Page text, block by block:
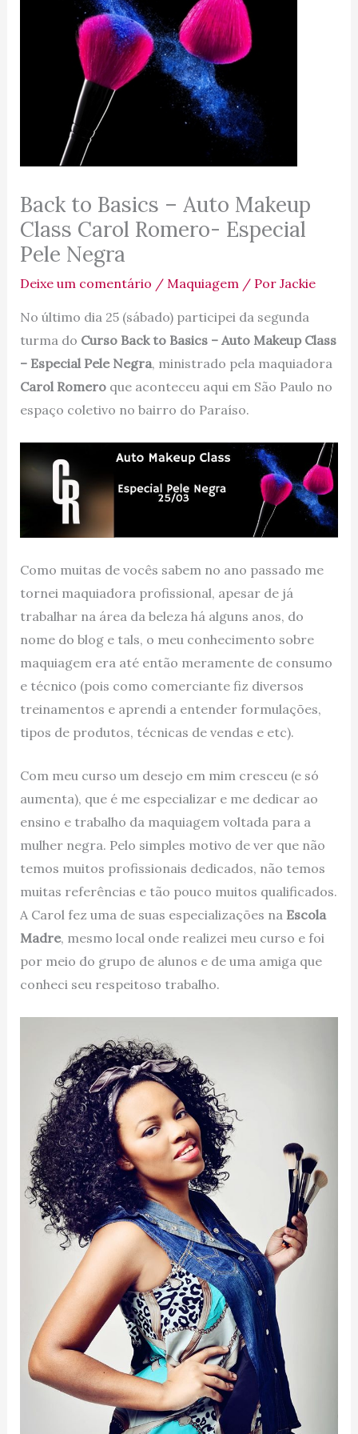
Back to Basics – Auto Makeup
Class Carol Romero- Especial
Pele Negra
Deixe um comentário / Maquiagem/ Por Jackie
No último dia 25 (sábado) participei da segunda
turma do Curso Back to Basics – Auto Makeup Class
– Especial Pele Negra, ministrado pela maquiadora
Carol Romero que aconteceu aqui em São Paulo no
espaço coletivo no bairro do Paraíso.
Como muitas de vocês sabem no ano passado me
tornei maquiadora profissional, apesar de já
trabalhar na área da beleza há alguns anos, do
nome do blog e tals, o meu conhecimento sobre
maquiagem era até então meramente de consumo
e técnico (pois como comerciante fiz diversos
treinamentos e aprendi a entender formulações,
tipos de produtos, técnicas de vendas e etc).
Com meu curso um desejo em mim cresceu (e só
aumenta), que é me especializar e me dedicar ao
ensino e trabalho da maquiagem voltada para a
mulher negra. Pelo simples motivo de ver que não
temos muitos profissionais dedicados, não temos
muitas referências e tão pouco muitos qualificados.
A Carol fez uma de suas especializações na Escola
Madre, mesmo local onde realizei meu curso e foi
por meio do grupo de alunos e de uma amiga que
conheci seu respeitoso trabalho.